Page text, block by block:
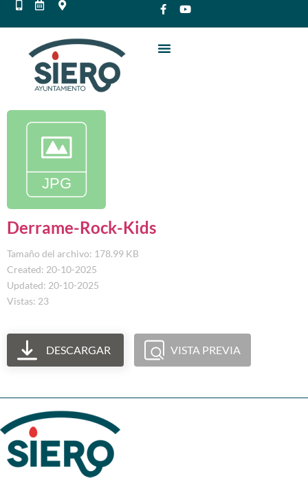
Derrame-Rock-Kids
Tamaño del archivo: 178.99 KB
Created: 20-10-2025
Updated: 20-10-2025
Vistas: 23
DESCARGAR VISTA PREVIA